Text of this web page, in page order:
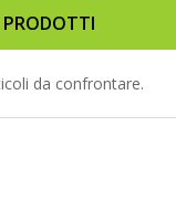
da confrontare.